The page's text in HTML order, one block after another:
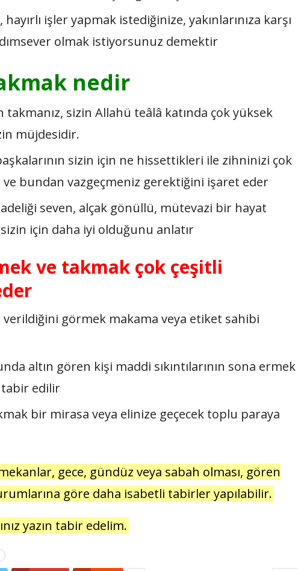
işler yapmak istediğinize, yakınlarınıza karşı
olmak istiyorsunuz demektir
nedir
takmanız, sizin Allahü teâlâ katında çok yüksek
müjdesidir.
sizin için ne hissettikleri ile zihninizi çok
bundan vazgeçmeniz gerektiğini işaret eder
seven, alçak gönüllü, mütevazi bir hayat
için daha iyi olduğunu anlatır
ve takmak çok çeşitli
verildiğini görmek makama veya etiket sahibi
altın gören kişi maddi sıkıntılarının sona ermek
edilir
bir mirasa veya elinize geçecek toplu paraya
gece, gündüz veya sabah olması, gören
göre daha isabetli tabirler yapılabilir.
yazın tabir edelim.